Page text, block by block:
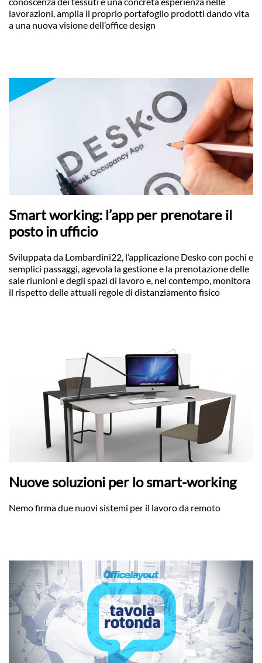
lavorazioni, amplia il proprio portafoglio prodotti dando vita
a una nuova visione dell’office design
Smart working: l’app per prenotare il
posto in ufficio
Sviluppata da Lombardini22, l’applicazione Desko con pochi e
semplici passaggi, agevola la gestione e la prenotazione delle
sale riunioni e degli spazi di lavoro e, nel contempo, monitora
il rispetto delle attuali regole di distanziamento fisico
Nuove soluzioni per lo smart-working
Nemo firma due nuovi sistemi per il lavoro da remoto